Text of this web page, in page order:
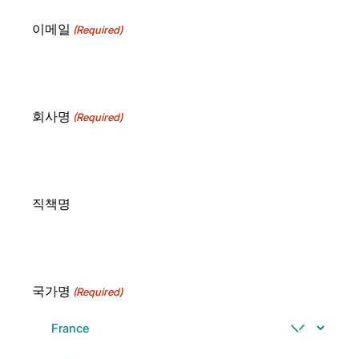
이메일 (Required)
회사명 (Required)
직책명
국가명 (Required)